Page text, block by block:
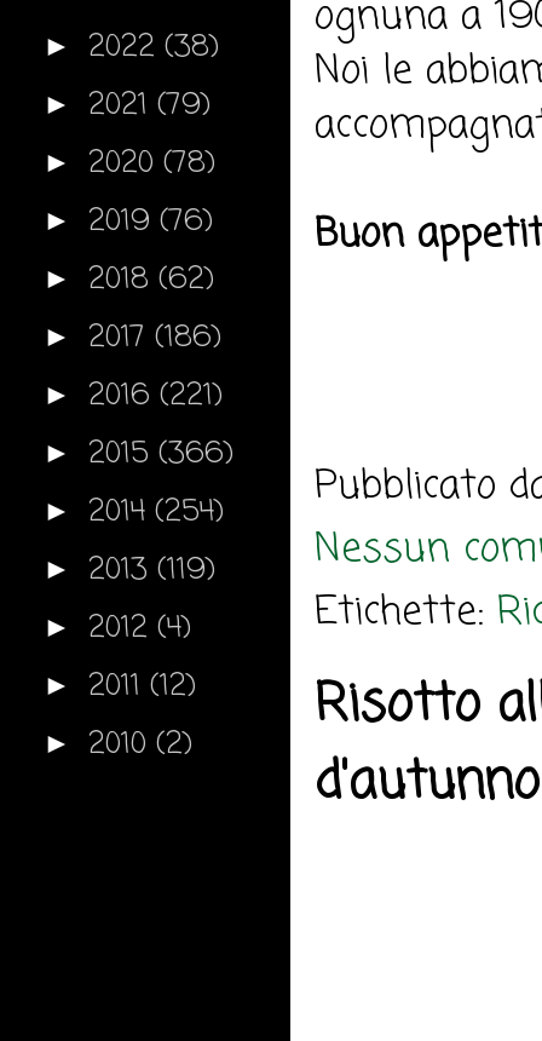
ognuna a
Noi le
Buon
Pubblicato
Nessun
Etichette:
Risotto
d'autunno
► 2022 (38)
► 2021 (79)
► 2020 (78)
► 2019 (76)
► 2018 (62)
► 2017 (186)
► 2016 (221)
► 2015 (366)
► 2014 (254)
► 2013 (119)
► 2012 (4)
► 2011 (12)
► 2010 (2)